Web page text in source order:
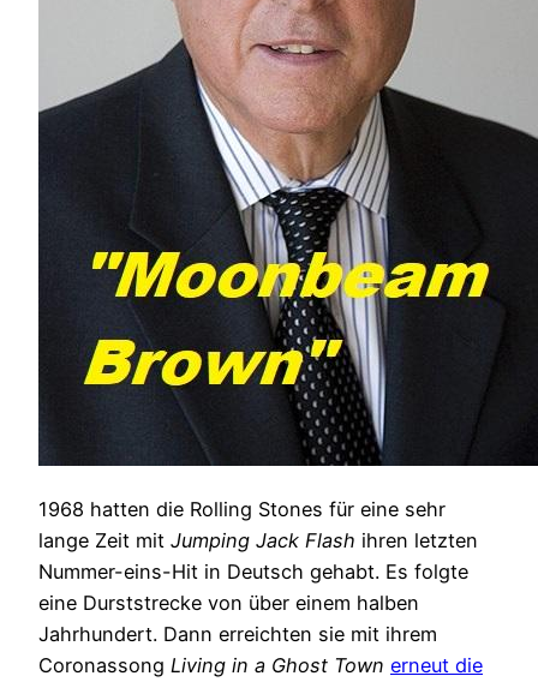
1968 hatten die Rolling Stones für eine sehr
lange Zeit mit Jumping Jack Flash ihren letzten
Nummer-eins-Hit in Deutsch gehabt. Es folgte
eine Durststrecke von über einem halben
Jahrhundert. Dann erreichten sie mit ihrem
Coronassong Living in a Ghost Town erneut die